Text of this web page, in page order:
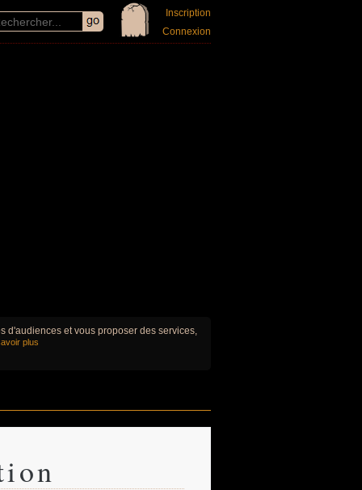
Inscription
Connexion
d'audiences et vous proposer des services,
plus